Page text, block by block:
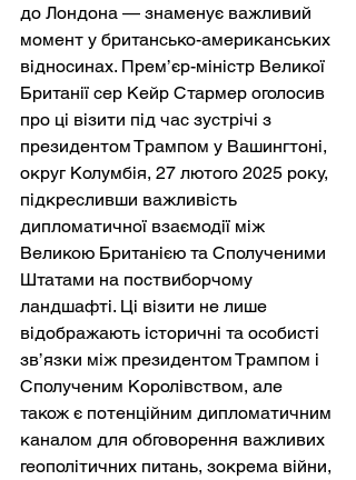
до Лондона — знаменує важливий
момент у британсько-американських
відносинах. Прем’єр-міністр Великої
Британії сер Кейр Стармер оголосив
про ці візити під час зустрічі з
президентом Трампом у Вашингтоні,
округ Колумбія, 27 лютого 2025 року,
підкресливши важливість
дипломатичної взаємодії між
Великою Британією та Сполученими
Штатами на поствиборчому
ландшафті. Ці візити не лише
відображають історичні та особисті
зв’язки між президентом Трампом і
Сполученим Королівством, але
також є потенційним дипломатичним
каналом для обговорення важливих
геополітичних питань, зокрема війни,